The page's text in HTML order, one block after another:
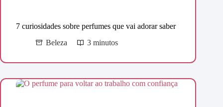
7 curiosidades sobre perfumes que vai adorar saber
Beleza
3 minutos